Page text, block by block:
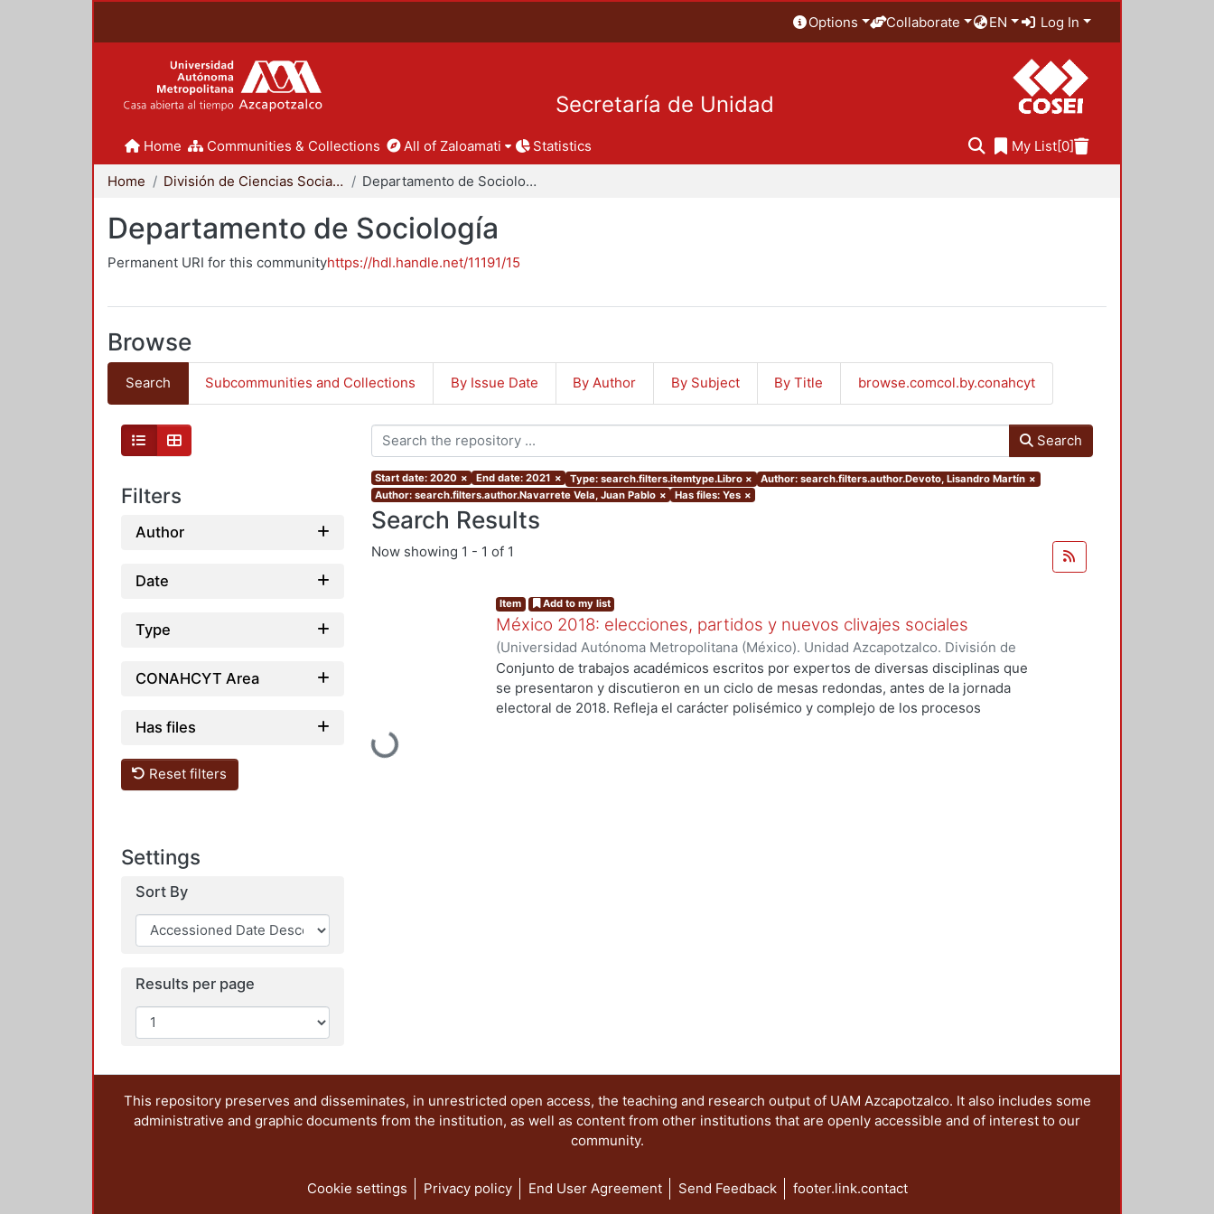
Options Collaborate EN Log In
Secretaría de Unidad
Home Communities & Collections All of Zaloamati Statistics My List[0]
Home División de Ciencias Sociales y Humanidades Departamento de Sociología
Departamento de Sociología
Permanent URI for this communityhttps://hdl.handle.net/11191/15
Browse
Search Subcommunities and Collections By Issue Date By Author By Subject By Title browse.comcol.by.conahcyt
Filters
Author
Date
Type
CONAHCYT Area
Has files
Reset filters
Settings
Sort By
Results per page
Search
Start date: 2020 × End date: 2021 × Type: search.filters.itemtype.Libro × Author: search.filters.author.Devoto, Lisandro Martín ×
Author: search.filters.author.Navarrete Vela, Juan Pablo × Has files: Yes ×
Search Results
Now showing 1 - 1 of 1
Loading...
Item Add to my list
México 2018: elecciones, partidos y nuevos clivajes sociales
(Universidad Autónoma Metropolitana (México). Unidad Azcapotzalco. División de
Ciencias Sociales y Humanidades.,2020)Palma, Esperanza;Tamayo, Sergio;
Osornio Guerrero, María Cristina ;Alarcón Olguín, Víctor Manuel;Tejera Gaona,
Héctor;Navarrete Vela, Juan Pablo;Reveles Vázquez, Francisco;Devoto, Lisandro
Conjunto de trabajos académicos escritos por expertos de diversas disciplinas que
se presentaron y discutieron en un ciclo de mesas redondas, antes de la jornada
electoral de 2018. Refleja el carácter polisémico y complejo de los procesos
This repository preserves and disseminates, in unrestricted open access, the teaching and research output of UAM Azcapotzalco. It also includes some
administrative and graphic documents from the institution, as well as content from other institutions that are openly accessible and of interest to our
community.
Cookie settings Privacy policy End User Agreement Send Feedback footer.link.contact